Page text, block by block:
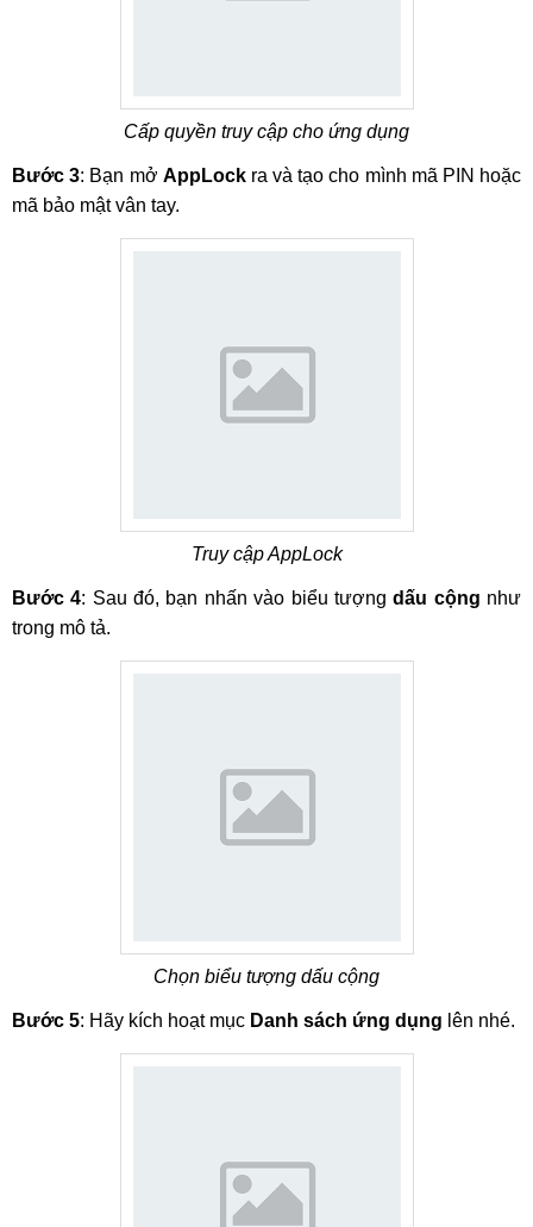
Cấp quyền truy cập cho ứng dụng
Bước 3: Bạn mở AppLockra và tạo cho mình mã PIN hoặc
mã bảo mật vân tay.
Truy cập AppLock
Bước 4: Sau đó, bạn nhấn vào biểu tượngdấu cộng như
trong mô tả.
Chọn biểu tượng dấu cộng
Bước 5: Hãy kích hoạt mục Danh sách ứng dụng lên nhé.